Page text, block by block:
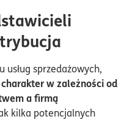
usług sprzedażowych,
w zależności od
a firmą
kilka potencjalnych